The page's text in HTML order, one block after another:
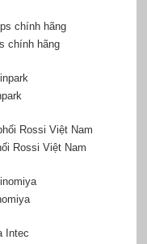
chính hãng
Rossi Việt Nam